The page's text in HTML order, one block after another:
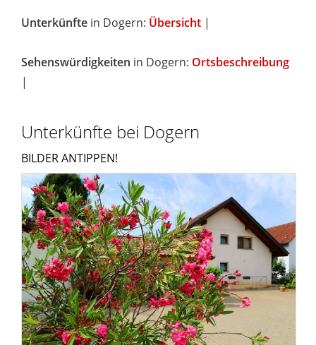
Unterkünfte in Dogern: Übersicht |
Sehenswürdigkeiten in Dogern: Ortsbeschreibung
|
Unterkünfte bei Dogern
BILDER ANTIPPEN!